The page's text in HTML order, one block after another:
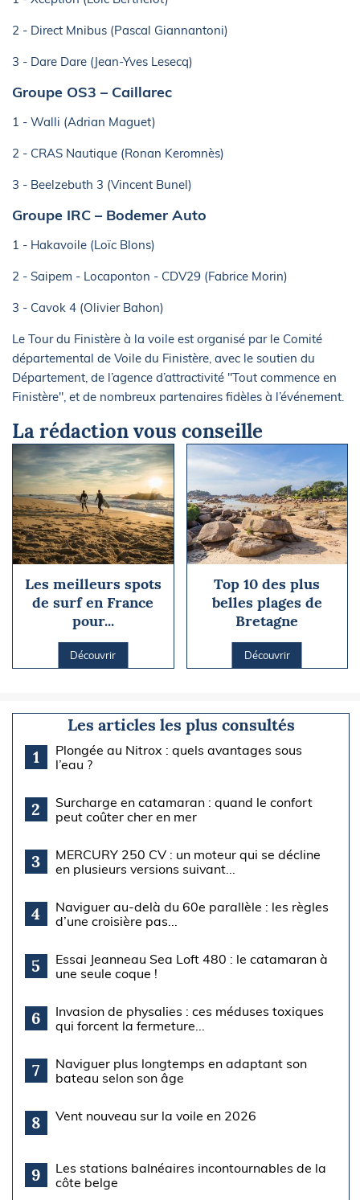
2 - Direct Mnibus (Pascal Giannantoni)
3 - Dare Dare (Jean-Yves Lesecq)
Groupe OS3 – Caillarec
1 - Walli (Adrian Maguet)
2 - CRAS Nautique (Ronan Keromnès)
3 - Beelzebuth 3 (Vincent Bunel)
Groupe IRC – Bodemer Auto
1 - Hakavoile (Loïc Blons)
2 - Saipem - Locaponton - CDV29 (Fabrice Morin)
3 - Cavok 4 (Olivier Bahon)
Le Tour du Finistère à la voile est organisé par le Comité
départemental de Voile du Finistère, avec le soutien du
Département, de l’agence d’attractivité "Tout commence en
Finistère", et de nombreux partenaires fidèles à l’événement.
La rédaction vous conseille
Les meilleurs spots
de surf en France
pour...
Découvrir
Top 10 des plus
belles plages de
Bretagne
Découvrir
Les articles les plus consultés
1
Plongée au Nitrox : quels avantages sous
l’eau ?
2
Surcharge en catamaran : quand le confort
peut coûter cher en mer
3
MERCURY 250 CV : un moteur qui se décline
en plusieurs versions suivant...
4
Naviguer au-delà du 60e parallèle : les règles
d’une croisière pas...
5
Essai Jeanneau Sea Loft 480 : le catamaran à
une seule coque !
6
Invasion de physalies : ces méduses toxiques
qui forcent la fermeture...
7
Naviguer plus longtemps en adaptant son
bateau selon son âge
8 Vent nouveau sur la voile en 2026
9
Les stations balnéaires incontournables de la
côte belge